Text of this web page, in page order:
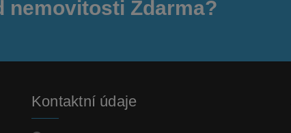
nemovitosti Zdarma?
Kontaktní údaje